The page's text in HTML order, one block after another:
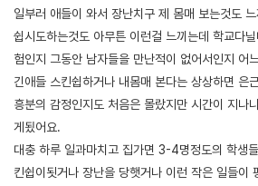
일부러 애들이 와서 장난치구 제 몸매 보는것도
쉽시도하는것도 아무튼 이런걸 느끼는데 학교다
험인지 그동안 남자들을 만난적이 없어서인지 어
긴애들 스킨쉽하거나 내몸매 본다는 상상하면 은
흥분의 감정인지도 처음은 몰랐지만 시간이 지나
게됬어요.
대충 하루 일과마치고 집가면 3-4명정도의 학생
킨쉽이됫거나 장난을 당햇거나 이런 작은 일들이